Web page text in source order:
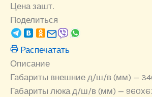
Цена зашт.
Поделиться
Распечатать
Описание
Габариты внешние д/ш/в (мм) —
Габариты люка д/ш/в (мм) —